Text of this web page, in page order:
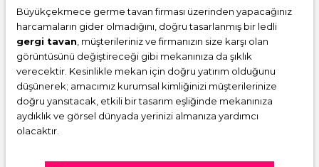
Büyükçekmece germe tavan firması üzerinden yapacağınız
harcamaların gider olmadığını, doğru tasarlanmış bir ledli
gergi tavan , müşterileriniz ve firmanızın size karşı olan
görüntüsünü değiştireceği gibi mekanınıza da şıklık
verecektir. Kesinlikle mekan için doğru yatırım olduğunu
düşünerek; amacımız kurumsal kimliğinizi müşterilerinize
doğru yansıtacak, etkili bir tasarım eşliğinde mekanınıza
aydıklık ve görsel dünyada yerinizi almanıza yardımcı
olacaktır.